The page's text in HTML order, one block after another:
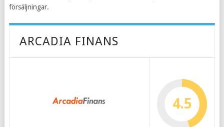
försäljningar.
ARCADIA FINANS
4.5